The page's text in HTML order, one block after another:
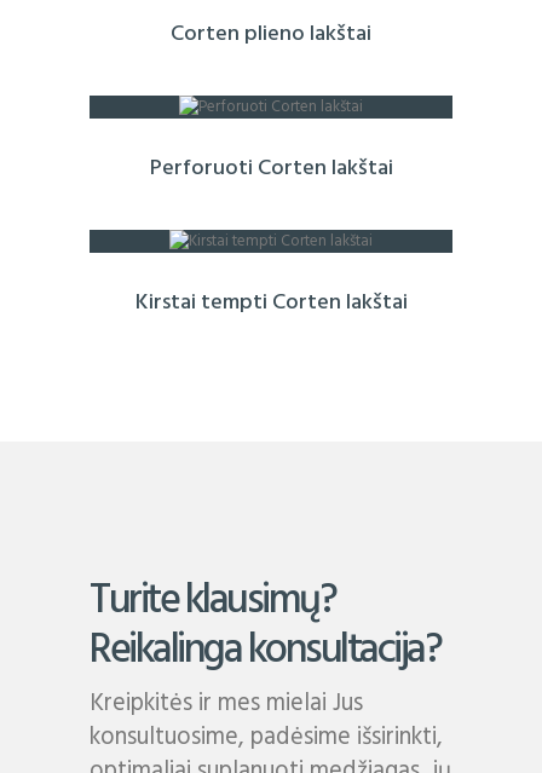
Corten plieno lakštai
Perforuoti Corten lakštai
Kirstai tempti Corten lakštai
Turite klausimų?
Reikalinga konsultacija?
Kreipkitės ir mes mielai Jus
konsultuosime, padėsime išsirinkti,